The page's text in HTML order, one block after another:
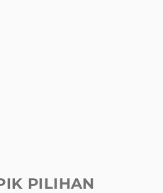
PILIHAN